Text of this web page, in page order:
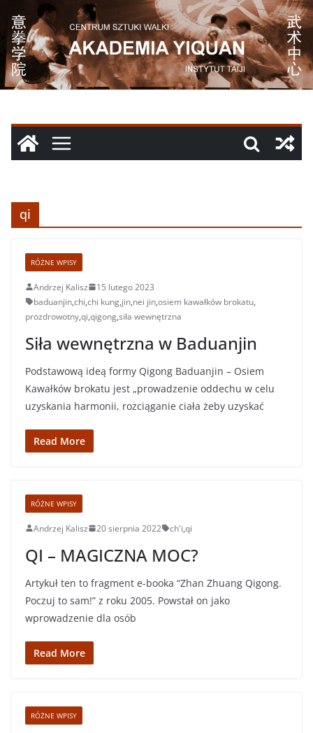
do
treści
qi
RÓŻNE WPISY
Andrzej Kalisz
15 lutego 2023
baduanjin,chi,chi kung,jin,nei jin,osiem kawałków brokatu,
prozdrowotny,qi,qigong,siła wewnętrzna
Siła wewnętrzna w Baduanjin
Podstawową ideą formy Qigong Baduanjin – Osiem
Kawałków brokatu jest „prowadzenie oddechu w celu
uzyskania harmonii, rozciąganie ciała żeby uzyskać
Read More
RÓŻNE WPISY
Andrzej Kalisz 20 sierpnia 2022 ch'i,qi
QI – MAGICZNA MOC?
Artykuł ten to fragment e-booka “Zhan Zhuang Qigong.
Poczuj to sam!” z roku 2005. Powstał on jako
wprowadzenie dla osób
Read More
RÓŻNE WPISY